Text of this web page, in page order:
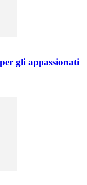
gli appassionati